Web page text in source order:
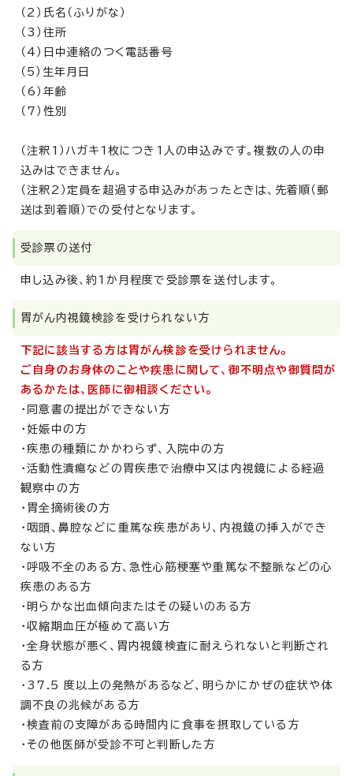
（2）氏名（ふりがな）
（3）住所
（4）日中連絡のつく電話番号
（5）生年月日
（6）年齢
（7）性別
（注釈1）ハガキ1枚につき1人の申込みです。複数の人の申
込みはできません。
（注釈2）定員を超過する申込みがあったときは、先着順（郵
送は到着順）での受付となります。
受診票の送付
申し込み後、約1か月程度で受診票を送付します。
胃がん内視鏡検診を受けられない方
下記に該当する方は胃がん検診を受けられません。
ご自身のお身体のことや疾患に関して、御不明点や御質問が
あるかたは、医師に御相談ください。
・同意書の提出ができない方
・妊娠中の方
・疾患の種類にかかわらず、入院中の方
・活動性潰瘍などの胃疾患で治療中又は内視鏡による経過
観察中の方
・胃全摘術後の方
・咽頭、鼻腔などに重篤な疾患があり、内視鏡の挿入ができ
ない方
・呼吸不全のある方、急性心筋梗塞や重篤な不整脈などの心
疾患のある方
・明らかな出血傾向またはその疑いのある方
・収縮期血圧が極めて高い方
・全身状態が悪く、胃内視鏡検査に耐えられないと判断され
る方
・37.5 度以上の発熱があるなど、明らかにかぜの症状や体
調不良の兆候がある方
・検査前の支障がある時間内に食事を摂取している方
・その他医師が受診不可と判断した方